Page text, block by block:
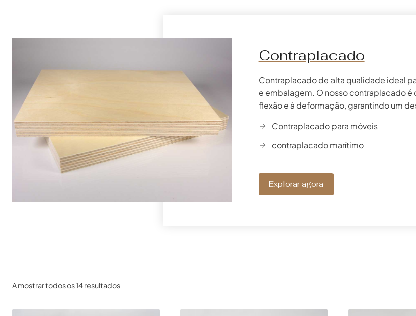
Contraplacado
Contraplacado de alta qualidade ideal
e embalagem. O nosso contraplacado
flexão e à deformação, garantindo um
Contraplacado para móveis
contraplacado marítimo
Explorar agora
A mostrar todos os 14 resultados